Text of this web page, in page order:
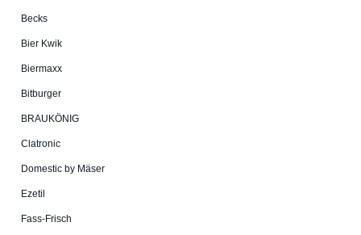
Becks
Bier Kwik
Biermaxx
Bitburger
BRAUKÖNIG
Clatronic
Domestic by Mäser
Ezetil
Fass-Frisch